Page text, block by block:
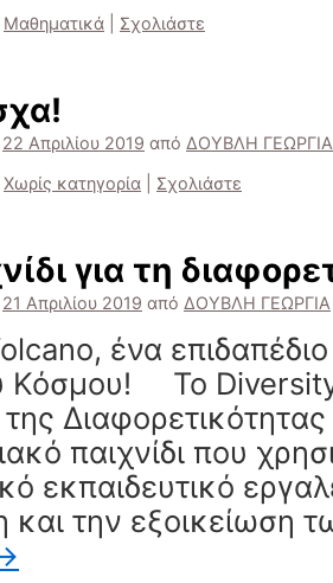
Μαθηματικά Σχολιάστε
22 Απριλίου 2019 από ΔΟΥΒΛΗ ΓΕΩΡΓΙΑ
Χωρίς κατηγορία Σχολιάστε
για τη
21 Απριλίου 2019 από ΔΟΥΒΛΗ ΓΕΩΡΓΙΑ
ένα επιδαπέδιο
Κόσμου! Το
Διαφορετικότητας
παιχνίδι που
εκπαιδευτικό
και την εξοικείωση